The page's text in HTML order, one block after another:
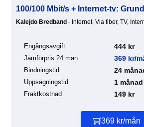
100/100 Mbit/s + Internet-tv:
Kalejdo Bredband - Internet, Via fiber, TV,
Engångsavgift 444 kr
Jämförpris 24 mån 369 kr/
Bindningstid 24
Uppsägningstid 1 månad
Fraktkostnad 149 kr
369 kr/mån